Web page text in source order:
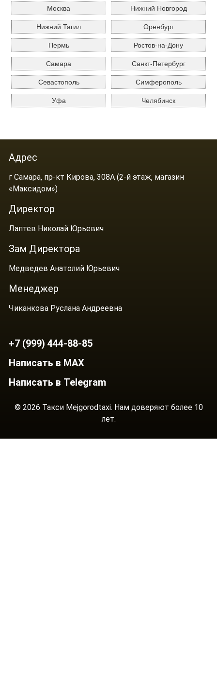
Москва Нижний Новгород
Нижний Тагил Оренбург
Пермь Ростов-на-Дону
Самара Санкт-Петербург
Севастополь Симферополь
Уфа Челябинск
Адрес
г Самара, пр-кт Кирова, 308А (2-й этаж, магазин
«Максидом»)
Директор
Лаптев Николай Юрьевич
Зам Директора
Медведев Анатолий Юрьевич
Менеджер
Чиканкова Руслана Андреевна
+7 (999) 444-88-85
Написать в MAX
Написать в Telegram
© 2026 Такси Mejgorodtaxi. Нам доверяют более 10
лет.